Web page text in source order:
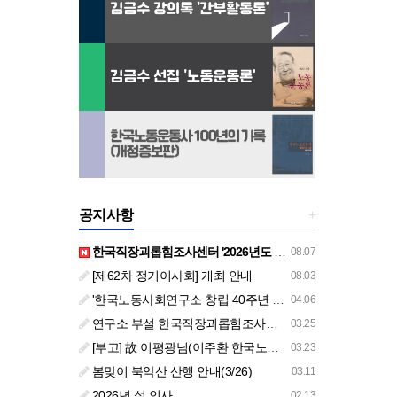
+
공지사항
08.07
한국직장괴롭힘조사센터 '2026년도 하반기 주요 사업 안내' (교육/컨설팅)
08.03
[제62차 정기이사회] 개최 안내
04.06
'한국노동사회연구소 창립 40주년 기념 행사 안내'
03.25
연구소 부설 한국직장괴롭힘조사센터 '2026년도 주요 사업 안내' (교육/컨설팅)
03.23
[부고] 故 이평광님(이주환 한국노동사회연구소 부소장 부친상)
03.11
봄맞이 북악산 산행 안내(3/26)